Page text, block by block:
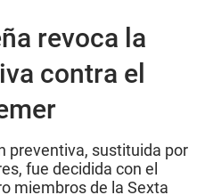
revoca la
contra el
preventiva, sustituida por
fue decidida con el
miembros de la Sexta